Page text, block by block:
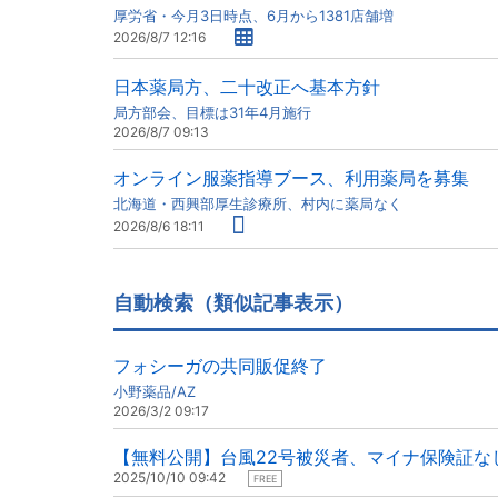
厚労省・今月3日時点、6月から1381店舗増
2026/8/7 12:16
日本薬局方、二十改正へ基本方針
局方部会、目標は31年4月施行
2026/8/7 09:13
オンライン服薬指導ブース、利用薬局を募集
北海道・西興部厚生診療所、村内に薬局なく
2026/8/6 18:11
自動検索（類似記事表示）
フォシーガの共同販促終了
小野薬品/AZ
2026/3/2 09:17
【無料公開】台風22号被災者、マイナ保険証
2025/10/10 09:42 FREE